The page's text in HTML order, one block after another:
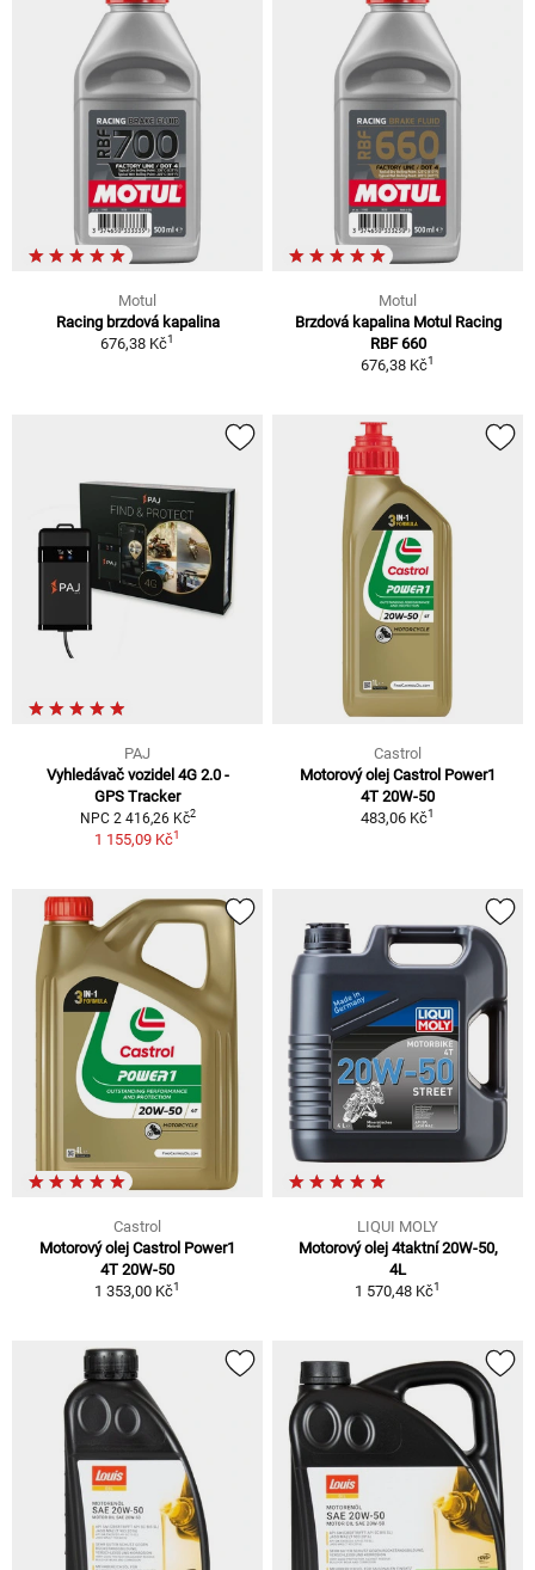
Motul
Racing brzdová kapalina
676,38 Kč1
Motul
Brzdová kapalina Motul Racing
RBF 660
676,38 Kč1
PAJ
Vyhledávač vozidel 4G 2.0 -
GPS Tracker
NPC 2 416,26 Kč2
1 155,09 Kč1
Castrol
Motorový olej Castrol Power1
4T 20W-50
483,06 Kč1
Castrol
Motorový olej Castrol Power1
4T 20W-50
1 353,00 Kč1
LIQUI MOLY
Motorový olej 4taktní 20W-50,
4L
1 570,48 Kč1